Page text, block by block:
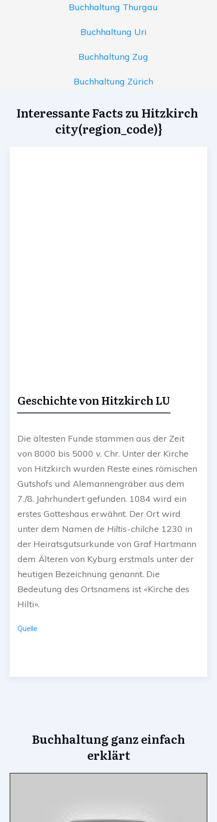
Buchhaltung Thurgau
Buchhaltung Uri
Buchhaltung Zug
Buchhaltung Zürich
Interessante Facts zu Hitzkirch
city(region_code)}
Geschichte von Hitzkirch LU
Die ältesten Funde stammen aus der Zeit
von 8000 bis 5000 v. Chr. Unter der Kirche
von Hitzkirch wurden Reste eines römischen
Gutshofs und Alemannengräber aus dem
7./8. Jahrhundert gefunden. 1084 wird ein
erstes Gotteshaus erwähnt. Der Ort wird
unter dem Namen de Hiltis-chilche 1230 in
der Heiratsgutsurkunde von Graf Hartmann
dem Älteren von Kyburg erstmals unter der
heutigen Bezeichnung genannt. Die
Bedeutung des Ortsnamens ist «Kirche des
Hilti».
Quelle
Buchhaltung ganz einfach
erklärt